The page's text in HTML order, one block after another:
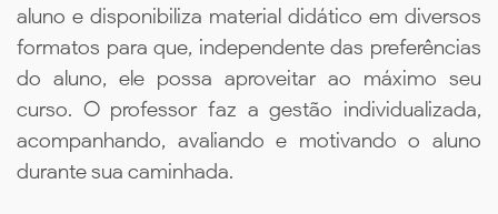
aluno e disponibiliza material didático em diversos
formatos para que, independente das preferências
do aluno, ele possa aproveitar ao máximo seu
curso. O professor faz a gestão individualizada,
acompanhando, avaliando e motivando o aluno
durante sua caminhada.